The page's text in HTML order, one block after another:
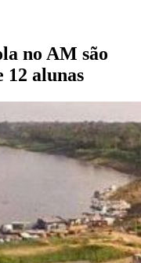
no AM são
12 alunas